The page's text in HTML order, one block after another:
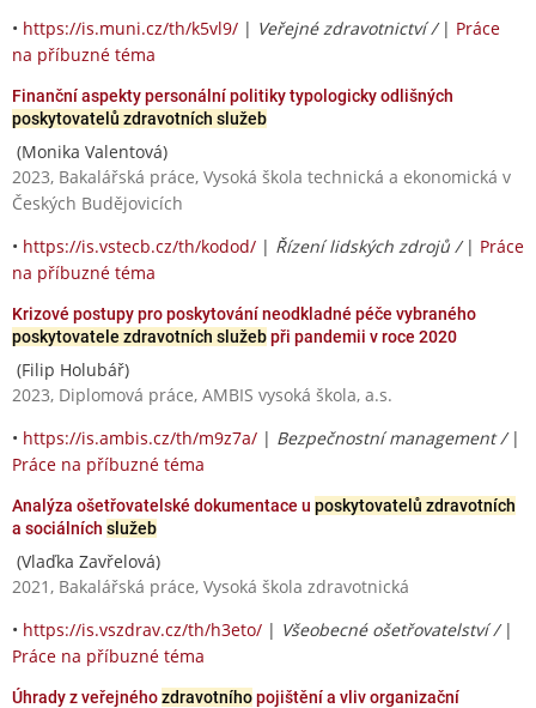
• https://is.muni.cz/th/k5vl9/ | Veřejné zdravotnictví / | Práce
na příbuzné téma
Finanční aspekty personální politiky typologicky odlišných
poskytovatelů zdravotních služeb
(Monika Valentová)
2023, Bakalářská práce, Vysoká škola technická a ekonomická v
Českých Budějovicích
• https://is.vstecb.cz/th/kodod/ | Řízení lidských zdrojů / | Práce
na příbuzné téma
Krizové postupy pro poskytování neodkladné péče vybraného
poskytovatele zdravotních služebpři pandemii v roce 2020
(Filip Holubář)
2023, Diplomová práce, AMBIS vysoká škola, a.s.
• https://is.ambis.cz/th/m9z7a/ | Bezpečnostní management / |
Práce na příbuzné téma
Analýza ošetřovatelské dokumentace u poskytovatelů zdravotních
a sociálních služeb
(Vlaďka Zavřelová)
2021, Bakalářská práce, Vysoká škola zdravotnická
• https://is.vszdrav.cz/th/h3eto/ | Všeobecné ošetřovatelství / |
Práce na příbuzné téma
Úhrady z veřejnéhozdravotníhopojištění a vliv organizační